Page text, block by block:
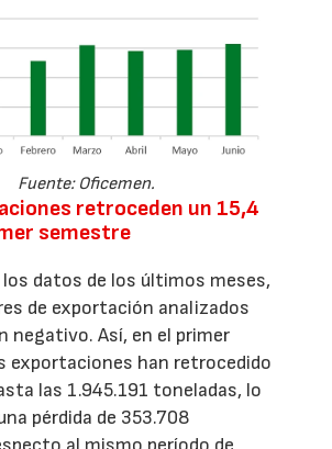
Fuente: Oficemen.
retroceden un 15,4
semestre
los datos de los últimos meses,
de exportación analizados
negativo. Así, en el primer
exportaciones han retrocedido
las 1.945.191 toneladas, lo
pérdida de 353.708